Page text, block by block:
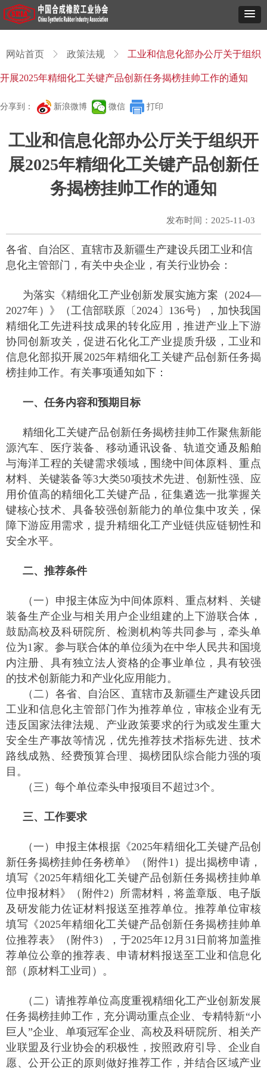
工业和信息化部办公厅关于组织开
展2025年精细化工关键产品创新任
务揭榜挂帅工作的通知
各省、自治区、直辖市及新疆生产建设兵团工业和信
息化主管部门，有关中央企业，有关行业协会：
为落实《精细化工产业创新发展实施方案（2024—
2027年）》（工信部联原〔2024〕136号），加快我国
精细化工先进科技成果的转化应用，推进产业上下游
协同创新攻关，促进石化化工产业提质升级，工业和
信息化部拟开展2025年精细化工关键产品创新任务揭
榜挂帅工作。有关事项通知如下：
一、任务内容和预期目标
精细化工关键产品创新任务揭榜挂帅工作聚焦新能
源汽车、医疗装备、移动通讯设备、轨道交通及船舶
与海洋工程的关键需求领域，围绕中间体原料、重点
材料、关键装备等3大类50项技术先进、创新性强、应
用价值高的精细化工关键产品，征集遴选一批掌握关
键核心技术、具备较强创新能力的单位集中攻关，保
障下游应用需求，提升精细化工产业链供应链韧性和
安全水平。
二、推荐条件
（一）申报主体应为中间体原料、重点材料、关键
装备生产企业与相关用户企业组建的上下游联合体，
鼓励高校及科研院所、检测机构等共同参与，牵头单
位为1家。参与联合体的单位须为在中华人民共和国境
内注册、具有独立法人资格的企事业单位，具有较强
的技术创新能力和产业化应用能力。
（二）各省、自治区、直辖市及新疆生产建设兵团
工业和信息化主管部门作为推荐单位，审核企业有无
违反国家法律法规、产业政策要求的行为或发生重大
安全生产事故等情况，优先推荐技术指标先进、技术
路线成熟、经费预算合理、揭榜团队综合能力强的项
目。
（三）每个单位牵头申报项目不超过3个。
三、工作要求
（一）申报主体根据《2025年精细化工关键产品创
新任务揭榜挂帅任务榜单》（附件1）提出揭榜申请，
填写《2025年精细化工关键产品创新任务揭榜挂帅单
位申报材料》（附件2）所需材料，将盖章版、电子版
及研发能力佐证材料报送至推荐单位。推荐单位审核
填写《2025年精细化工关键产品创新任务揭榜挂帅单
位推荐表》（附件3），于2025年12月31日前将加盖推
荐单位公章的推荐表、申请材料报送至工业和信息化
部（原材料工业司）。
（二）请推荐单位高度重视精细化工产业创新发展
任务揭榜挂帅工作，充分调动重点企业、专精特新“小
巨人”企业、单项冠军企业、高校及科研院所、相关产
业联盟及行业协会的积极性，按照政府引导、企业自
愿、公开公正的原则做好推荐工作，并结合区域产业
网站首页 ꁕ 政策法规 ꁕ 工业和信息化部办公厅关于组织
开展2025年精细化工关键产品创新任务揭榜挂帅工作的通知
发布时间： 2025-11-03
分享到： 新浪微博 微信 打印